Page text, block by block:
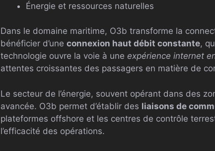
Énergie et ressources naturelles
Dans le domaine maritime, O3b transforme la
bénéficier d’une connexion haut débit constante,
technologie ouvre la voie à une expérience internet
attentes croissantes des passagers en matière de
Le secteur de l’énergie, souvent opérant dans des
avancée. O3b permet d’établir des liaisons de
plateformes offshore et les centres de contrôle
l’efficacité des opérations.